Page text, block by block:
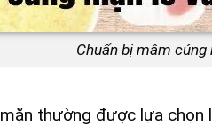
Chuẩn bị mâm
thường được lựa chọn